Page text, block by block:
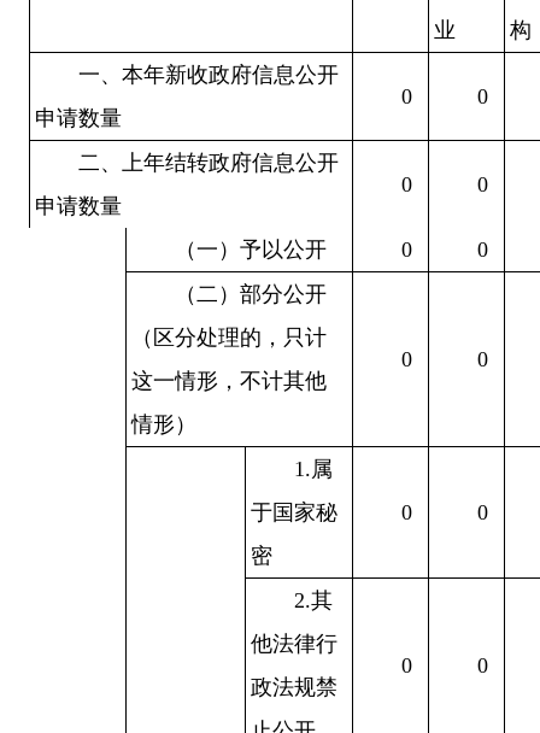
业
构
一、本年新收政府信息公开
申请数量
0 0
二、上年结转政府信息公开
申请数量
0 0
（一）予以公开 0
0
（二）部分公开
（区分处理的，只计
这一情形，不计其他
情形）
0 0
1.属
于国家秘
密
0 0
2.其
他法律行
政法规禁
0 0